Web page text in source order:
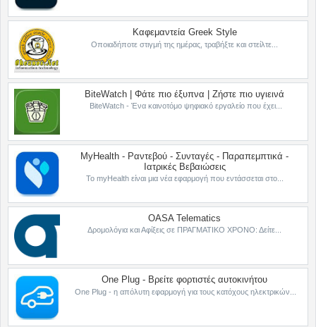
Καφεμαντεία Greek Style
Οποιαδήποτε στιγμή της ημέρας, τραβήξτε και στείλτε...
BiteWatch | Φάτε πιο έξυπνα | Ζήστε πιο υγιεινά
BiteWatch - Ένα καινοτόμο ψηφιακό εργαλείο που έχει...
MyHealth - Ραντεβού - Συνταγές - Παραπεμπτικά -
Ιατρικές Βεβαιώσεις
Το myHealth είναι μια νέα εφαρμογή που εντάσσεται στο...
OASA Telematics
Δρομολόγια και Αφίξεις σε ΠΡΑΓΜΑΤΙΚΟ ΧΡΟΝΟ: Δείτε...
One Plug - Βρείτε φορτιστές αυτοκινήτου
One Plug - η απόλυτη εφαρμογή για τους κατόχους ηλεκτρικών...